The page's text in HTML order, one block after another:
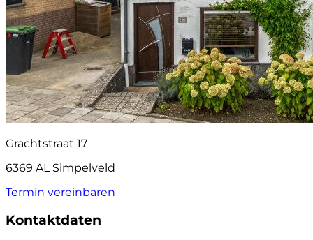
Grachtstraat 17
6369 AL Simpelveld
Termin vereinbaren
Kontaktdaten